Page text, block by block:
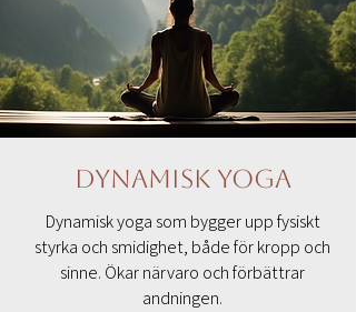
Dynamisk Yoga
Dynamisk yoga som bygger upp fysiskt
styrka och smidighet, både för kropp och
sinne. Ökar närvaro och förbättrar
andningen.